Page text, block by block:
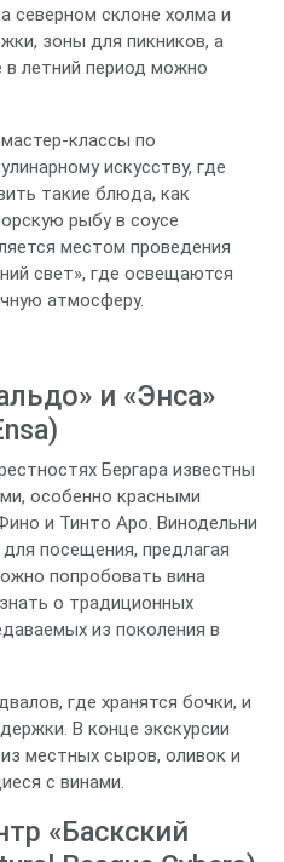
северном склоне холма и
зоны для пикников, а
летний период можно
классы по
искусству, где
такие блюда, как
рыбу в соусе
местом проведения
свет», где освещаются
атмосферу.
и «Энса»
Бергара известны
особенно красными
и Тинто Аро. Винодельни
посещения, предлагая
попробовать вина
о традиционных
из поколения в
где хранятся бочки, и
В конце экскурсии
местных сыров, оливок и
с винами.
«Баскский